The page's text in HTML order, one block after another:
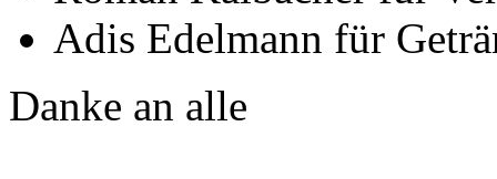
Adis Edelmann für
Danke an alle